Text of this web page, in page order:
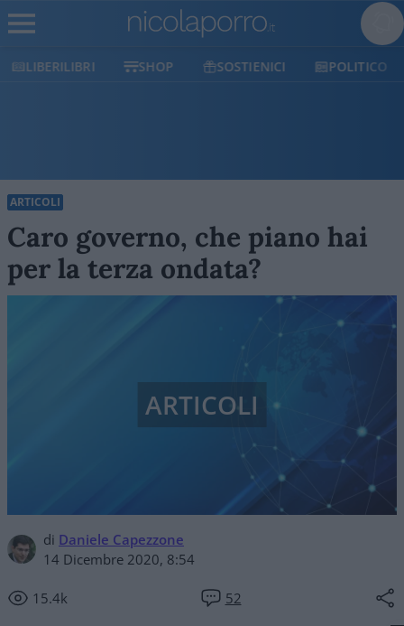
LIBERILIBRI SHOP SOSTIENICI POLITICO
ARTICOLI
Caro governo, che piano hai
per la terza ondata?
di Daniele Capezzone
14 Dicembre 2020, 8:54
15.4k 52
ARTICOLI